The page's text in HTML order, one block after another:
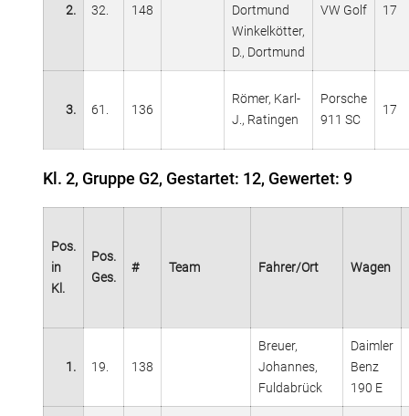
2. 32. 148
Dortmund
Winkelkötter,
D., Dortmund
VW Golf 17
3. 61. 136
Römer, Karl-
J., Ratingen
Porsche
911 SC
17
Kl. 2, Gruppe G2, Gestartet: 12, Gewertet: 9
Pos.
in
Kl.
Pos.
Ges.
# Team Fahrer/Ort Wagen
1. 19. 138
Breuer,
Johannes,
Fuldabrück
Daimler
Benz
190 E